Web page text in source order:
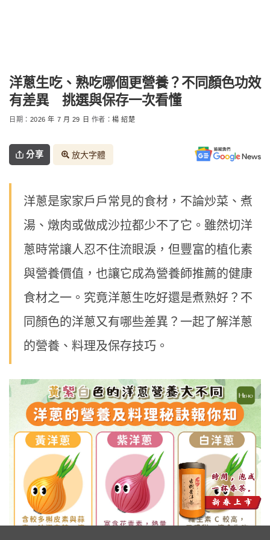
洋蔥生吃、熟吃哪個更營養？不同顏色功效
有差異 挑選與保存一次看懂
日期： 2026 年 7 月 29 日 作者：楊 紹楚
分享 放大字體
洋蔥是家家戶戶常見的食材，不論炒菜、煮
湯、燉肉或做成沙拉都少不了它。雖然切洋
蔥時常讓人忍不住流眼淚，但豐富的植化素
與營養價值，也讓它成為營養師推薦的健康
食材之一。究竟洋蔥生吃好還是煮熟好？不
同顏色的洋蔥又有哪些差異？一起了解洋蔥
的營養、料理及保存技巧。